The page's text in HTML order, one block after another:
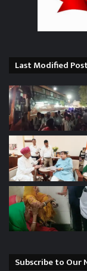
Last Modified
Subscribe to Our